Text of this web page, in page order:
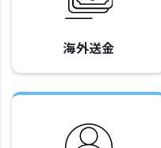
海外送金